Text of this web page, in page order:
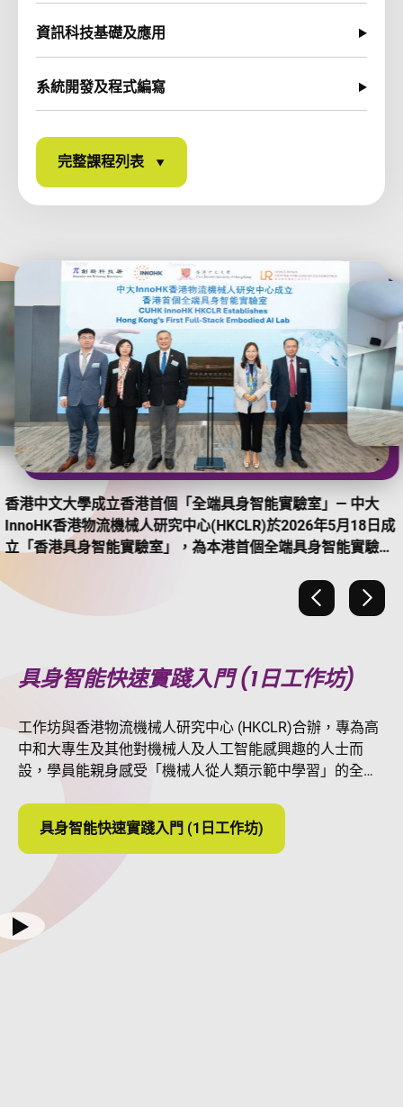
資訊科技基礎及應用
系統開發及程式編寫
完整課程列表
香港中文大學成立香港首個「全端具身智能實驗室」— 中大
InnoHK香港物流機械人研究中心(HKCLR)於2026年5月18日成
立「香港具身智能實驗室」，為本港首個全端具身智能實驗
品化。 (Photo Credit: CUHK CPRO)
上一張
下一
具身智能快速實踐入門 (1日工作坊)
工作坊與香港物流機械人研究中心 (HKCLR)合辦，專為高
中和大專生及其他對機械人及人工智能感興趣的人士而
設，學員能親身感受「機械人從人類示範中學習」的全過
具身智能快速實踐入門 (1日工作坊)